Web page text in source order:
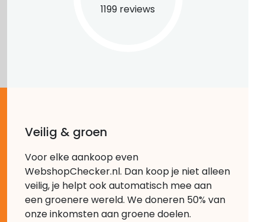
1199 reviews
Veilig & groen
Voor elke aankoop even
WebshopChecker.nl. Dan koop je niet alleen
veilig, je helpt ook automatisch mee aan
een groenere wereld. We doneren 50% van
onze inkomsten aan groene doelen.